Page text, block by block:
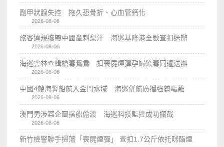
副甲狀腺失控 拖久恐骨折、心血管鈣化
2026-08-06
旅客違規攜帶中國產刺梨汁 海巡基隆港全數查扣送辦
2026-08-06
海巡雲林查緝槍毒鴛鴦 扣喪屍煙彈孕婦染毒同遭送辦
2026-08-06
中國4艘海警船航入金門水域 海巡併航廣播強勢驅離
2026-08-06
澳門男涉案企圖搭船偷渡 海巡科技監控成功攔截
2026-08-06
新竹檢警聯手掃蕩「喪屍煙彈」 查扣1.7公斤依托咪酯煙